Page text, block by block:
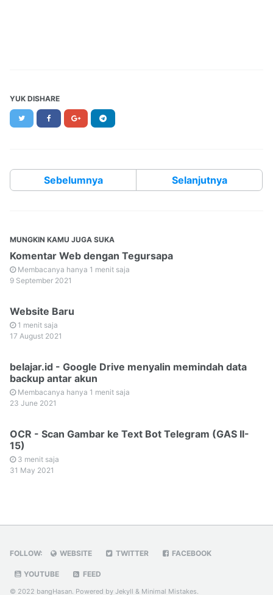
YUK DISHARE
Twitter FacebookGoogle+
Sebelumnya Selanjutnya
MUNGKIN KAMU JUGA SUKA
Komentar Web dengan Tegursapa
Membacanya hanya 1 menit saja
9 September 2021
Website Baru
1 menit saja
17 August 2021
belajar.id - Google Drive menyalin memindah data
backup antar akun
Membacanya hanya 1 menit saja
23 June 2021
OCR - Scan Gambar ke Text Bot Telegram (GAS II-
15)
3 menit saja
31 May 2021
FOLLOW: WEBSITE TWITTER FACEBOOK
YOUTUBE FEED
© 2022 bangHasan. Powered by Jekyll & Minimal Mistakes.